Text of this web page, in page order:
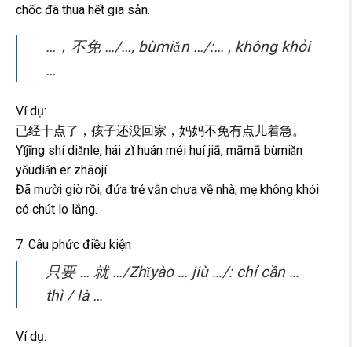
chốc đã thua hết gia sản.
…，不免 …/…, bùmiǎn …/:… , không khỏi
…
Ví dụ:
已经十点了，孩子还没回家，妈妈不免有点儿着急。
Yǐjīng shí diǎnle, hái zǐ huán méi huí jiā, māmā bùmiǎn
yǒudiǎn er zhāojí.
Đã mười giờ rồi, đứa trẻ vẫn chưa về nhà, mẹ không khỏi
có chút lo lắng.
7. Câu phức điều kiện
只要 … 就 …/Zhǐyào … jiù …/: chỉ cần …
thì / là …
Ví dụ: